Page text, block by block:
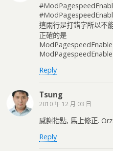
這兩行是打錯字所以不
正確的是
Reply
Tsung
2010 年 12 月 03 日
感謝指點, 馬上修正. Orz.
Reply